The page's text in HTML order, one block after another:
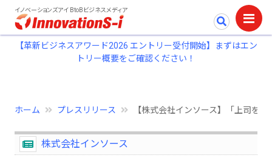
イノベーションズアイ BtoBビジネスメディア
【革新ビジネスアワード2026 エントリー受付開始】まずはエン
トリー概要をご確認ください！
ホーム プレスリリース 【株式会社インソース】「上司を
株式会社インソース